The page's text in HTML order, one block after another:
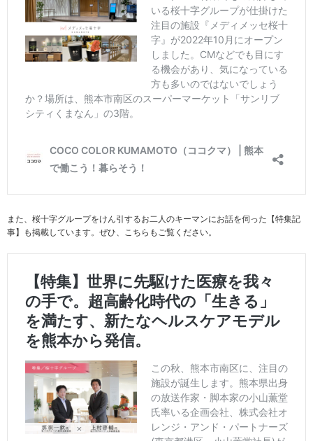
また、桜十字グループをけん引するお二人のキーマンにお話を伺った【特集記
事】も掲載しています。ぜひ、こちらもご覧ください。